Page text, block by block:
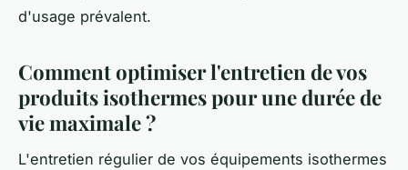
d'usage prévalent.
Comment optimiser l'entretien de vos
produits isothermes pour une durée de
vie maximale ?
L'entretien régulier de vos équipements isothermes